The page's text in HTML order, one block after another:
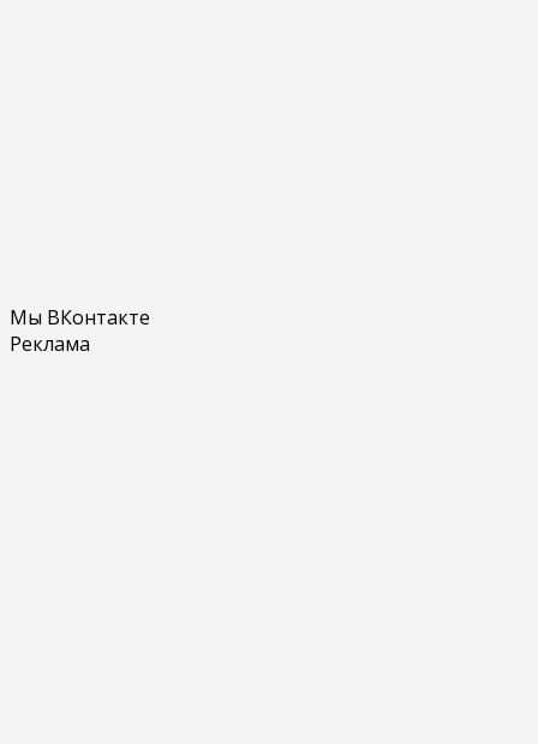
Мы ВКонтакте
Реклама